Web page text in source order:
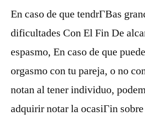
En caso de que tendrГ­В­as
dificultades Con El Fin De
espasmo, En caso de que
orgasmo con tu pareja, o no
notan al tener individuo,
adquirir notar la ocasiГіn